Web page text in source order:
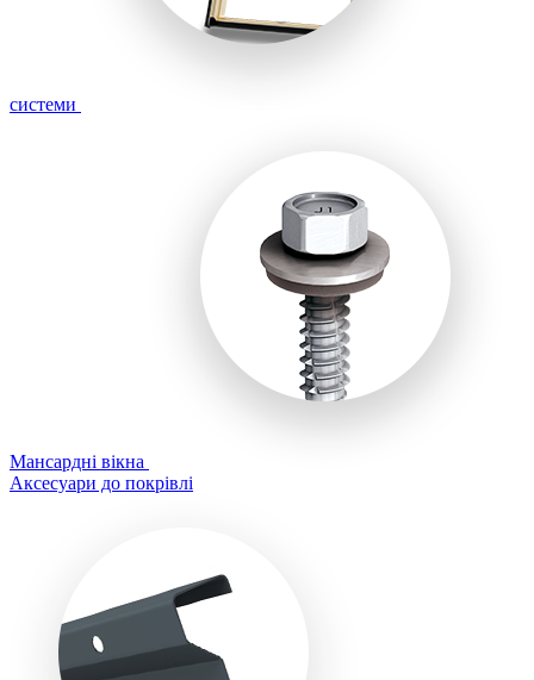
системи
Мансардні вікна
Аксесуари до покрівлі